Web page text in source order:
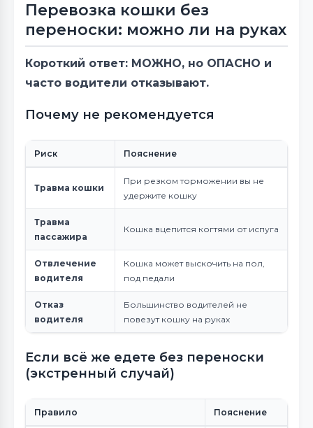
Перевозка кошки без
переноски: можно ли на руках
Короткий ответ: МОЖНО, но ОПАСНО и
часто водители отказывают.
Почему не рекомендуется
Риск Пояснение
Травма кошки
При резком торможении вы не
удержите кошку
Травма
пассажира
Кошка вцепится когтями от испуга
Отвлечение
водителя
Кошка может выскочить на пол,
под педали
Отказ
водителя
Большинство водителей не
повезут кошку на руках
Если всё же едете без переноски
(экстренный случай)
Правило Пояснение